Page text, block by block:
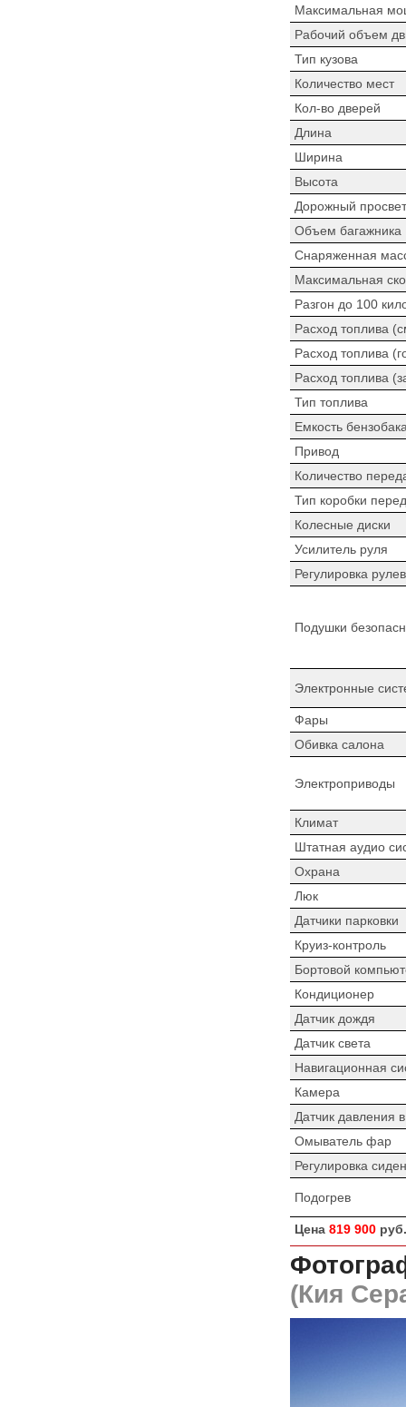
Максимальная
Рабочий объем
Тип кузова
Количество мест
Кол-во дверей
Длина
Ширина
Высота
Дорожный просвет
Объем багажника
Снаряженная
Максимальная
Разгон до 100
Расход топлива
Расход топлива
Расход топлива
Тип топлива
Емкость
Привод
Количество
Тип коробки
Колесные диски
Усилитель руля
Регулировка
Подушки
Электронные
Фары
Обивка салона
Электроприводы
Климат
Штатная аудио
Охрана
Люк
Датчики парковки
Круиз-контроль
Бортовой
Кондиционер
Датчик дождя
Датчик света
Навигационная
Камера
Датчик давления
Омыватель фар
Регулировка
Подогрев
Цена 819 900руб.
(Кия